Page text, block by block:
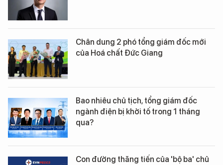
Chân dung 2 phó tổng giám đốc mới
của Hoá chất Đức Giang
Bao nhiêu chủ tịch, tổng giám đốc
ngành điện bị khởi tố trong 1 tháng
qua?
Con đường thăng tiến của 'bộ ba' chủ